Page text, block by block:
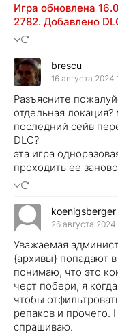
Игра обновлена
2782. Добавлено
brescu
16 августа 2024
Разъясните
отдельная
последний сейв
DLC?
эта игра
проходить ее
koenigsberger
26 августа 2024
Уважаемая
{архивы} попадают
понимаю, что это
черт побери, я
чтобы
репаков и прочего.
спрашиваю.